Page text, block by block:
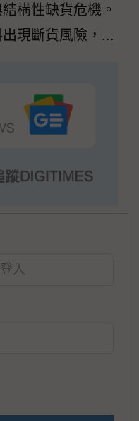
構性缺貨危機。
現斷貨風險，...